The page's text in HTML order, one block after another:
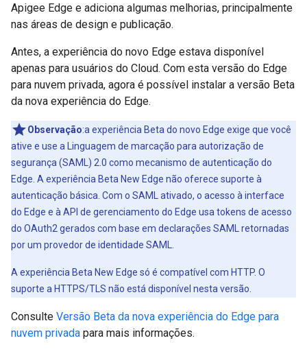
Apigee Edge e adiciona algumas melhorias, principalmente
nas áreas de design e publicação.
Antes, a experiência do novo Edge estava disponível
apenas para usuários do Cloud. Com esta versão do Edge
para nuvem privada, agora é possível instalar a versão Beta
da nova experiência do Edge.
Observação:a experiência Beta do novo Edge exige que você
ative e use a Linguagem de marcação para autorização de
segurança (SAML) 2.0 como mecanismo de autenticação do
Edge. A experiência Beta New Edge não oferece suporte à
autenticação básica. Com o SAML ativado, o acesso à interface
do Edge e à API de gerenciamento do Edge usa tokens de acesso
do OAuth2 gerados com base em declarações SAML retornadas
por um provedor de identidade SAML.
A experiência Beta New Edge só é compatível com HTTP. O
suporte a HTTPS/TLS não está disponível nesta versão.
Consulte Versão Beta da nova experiência do Edge para
nuvem privada para mais informações.